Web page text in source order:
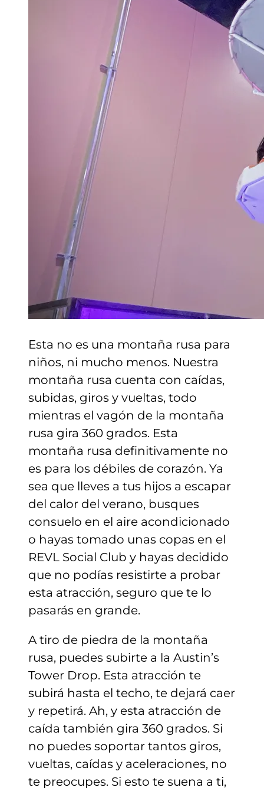
TARJETAS DE REGALO
COMPRA TARJETAS DE REGALO
CONSULTAR SALDO DE LA
TARJETA DE REGALO
Esta no es una montaña rusa para
niños, ni mucho menos. Nuestra
montaña rusa cuenta con caídas,
subidas, giros y vueltas, todo
mientras el vagón de la montaña
rusa gira 360 grados. Esta
montaña rusa definitivamente no
es para los débiles de corazón. Ya
sea que lleves a tus hijos a escapar
del calor del verano, busques
consuelo en el aire acondicionado
o hayas tomado unas copas en el
REVL Social Club y hayas decidido
que no podías resistirte a probar
esta atracción, seguro que te lo
pasarás en grande.
A tiro de piedra de la montaña
rusa, puedes subirte a la Austin’s
Tower Drop. Esta atracción te
subirá hasta el techo, te dejará caer
y repetirá. Ah, y esta atracción de
caída también gira 360 grados. Si
no puedes soportar tantos giros,
vueltas, caídas y aceleraciones, no
te preocupes. Si esto te suena a ti,